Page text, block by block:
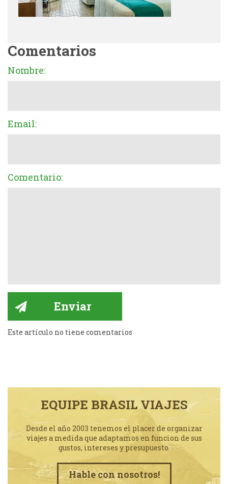
Comentarios
Nombre:
Email:
Comentario:
Este artículo no tiene comentarios
EQUIPE BRASIL VIAJES
Desde el año 2003 tenemos el placer de organizar
viajes a medida que adaptamos en funcion de sus
gustos, intereses y presupuesto.
Hable con nosotros!